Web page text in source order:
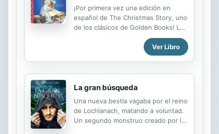
¡Por primera vez una edición en
español de The Christmas Story, uno
de los clásicos de Golden Books! La
traducción al español de The
Christmas Story —la venerada
historia de la Natividad, ilustrada por
más de 37 millones de
hispanohablantes que residen en
maravillosa experiencia de leer este
clásico de Golden Books. Traducida
al español por una de las figuras más
Ver Libro
La gran búsqueda
Una nueva bestia vagaba por el reino
de Lochlanach, matando a voluntad.
Un segundo monstruo creado por las